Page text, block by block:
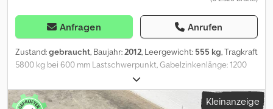
Anfragen Anrufen
Zustand:gebraucht, Baujahr: 2012, Leergewicht: 555 kg, Tragkraft
5800 kg bei 600 mm Lastschwerpunkt, Gabelzinkenlänge: 1200
mm, Baubreite: 1400 mm, Aufhängung: FEM3, Vorbaumaß: 125 mm,
Eigenschwerpunkt: 310 mm, gebrauchtes Griptech
Zinkenverstellgerät mit KOOI-Teleskopgabeln, Verstellbereich
Kleinanzeige